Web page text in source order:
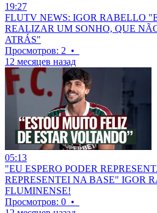
19:27
FLUTV NEWS: IGOR RABELLO
REALIZAR UM SONHO, QUE
ATRÁS"
Просмотров: 2 •
12 месяцев назад
05:13
"EU ESPERO PODER
REPRESENTEI NA BASE" IGOR
FLUMINENSE!
Просмотров: 0 •